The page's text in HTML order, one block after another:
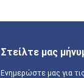
Στείλτε μας
Ενημερώστε μας για